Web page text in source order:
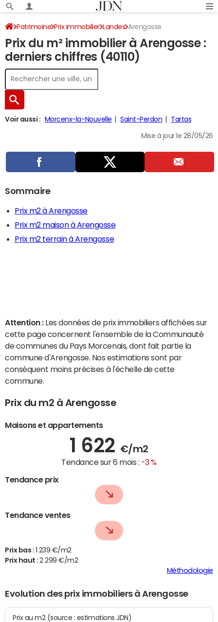
Patrimoine Prix immobilier Landes Arengosse
Prix du m² immobilier à Arengosse :
derniers chiffres (40110)
Voir aussi : Morcenx-la-Nouvelle Saint-Perdon Tartas
Mise à jour le 28/05/26
Sommaire
Prix m2 à Arengosse
Prix m2 maison à Arengosse
Prix m2 terrain à Arengosse
Attention : Les données de prix immobiliers affichées sur
cette page concernent l'ensemble de la Communauté
de communes du Pays Morcenais, dont fait partie la
commune d'Arengosse. Nos estimations sont par
conséquent moins précises à l'échelle de cette
commune.
Prix du m2 à Arengosse
Maisons et appartements
1 622 €/m2
Tendance sur 6 mois : -3 %
Tendance prix
Tendance ventes
Prix bas :
1 239 €/m2
Prix haut :2 299 €/m2
Méthodologie
Evolution des prix immobiliers à Arengosse
Prix au m2 (source : estimations JDN)